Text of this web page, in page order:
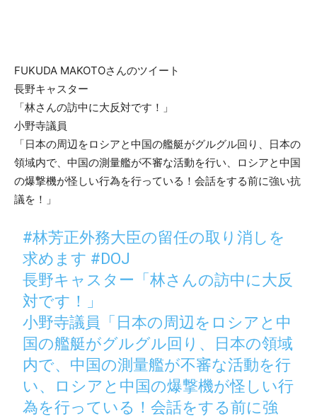
FUKUDA MAKOTOさんのツイート
長野キャスター
「林さんの訪中に大反対です！」
小野寺議員
「日本の周辺をロシアと中国の艦艇がグルグル回り、日本の
領域内で、中国の測量艦が不審な活動を行い、ロシアと中国
の爆撃機が怪しい行為を行っている！会話をする前に強い抗
議を！」
#林芳正外務大臣の留任の取り消しを
求めます #DOJ
長野キャスター「林さんの訪中に大反
対です！」
小野寺議員「日本の周辺をロシアと中
国の艦艇がグルグル回り、日本の領域
内で、中国の測量艦が不審な活動を行
い、ロシアと中国の爆撃機が怪しい行
為を行っている！会話をする前に強